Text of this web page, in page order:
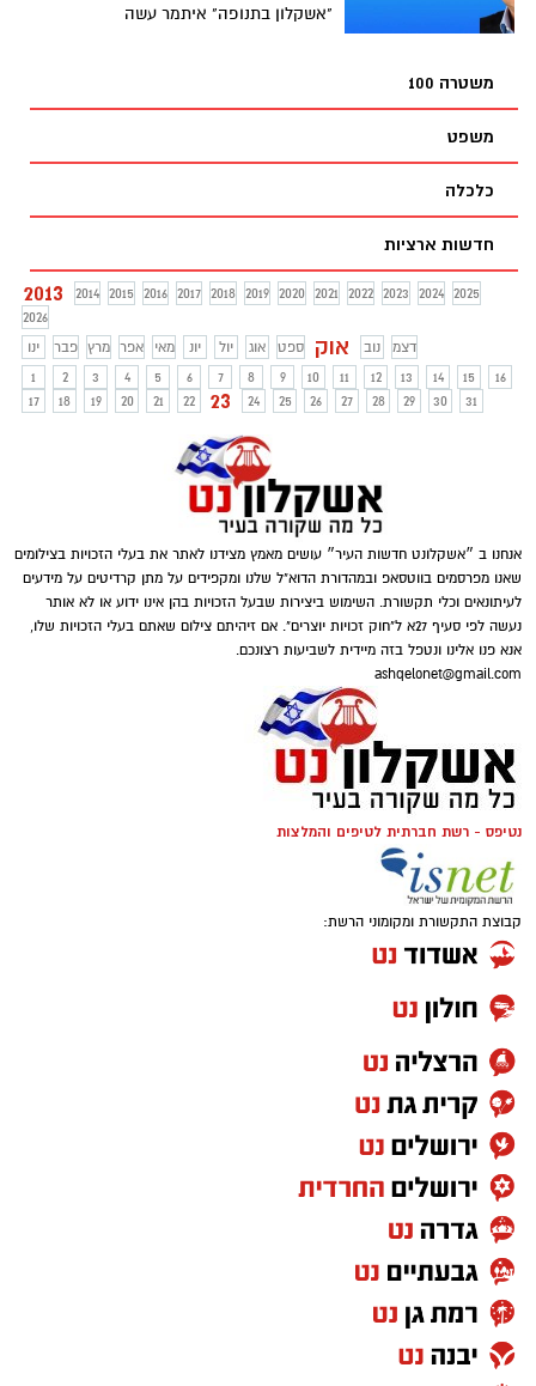
"אשקלון בתנופה" איתמר עשה
משטרה 100
משפט
כלכלה
חדשות ארציות
2013 2014 2015 2016 2017 2018 2019 2020 2021 2022 2023 2024 2025
2026
ינו
פבר מרץ אפר מאי יונ יול אוג ספט אוק נוב
דצמ
1
2 3 4 5 6 7 8 9 10 11 12 13 14 15
16
17
18 19 20 21 22 23 24 25 26 27 28 29 30 31
אנחנו ב ״אשקלונט חדשות העיר״ עושים מאמץ מצידנו לאתר את בעלי הזכויות בצילומים
שאנו מפרסמים בווטסאפ ובמהדורת הדוא"ל שלנו ומקפידים על מתן קרדיטים על מידעים
לעיתונאים וכלי תקשורת. השימוש ביצירות שבעל הזכויות בהן אינו ידוע או לא אותר
נעשה לפי סעיף 27א ל"חוק זכויות יוצרים". אם זיהיתם צילום שאתם בעלי הזכויות שלו,
אנא פנו אלינו ונטפל בזה מיידית לשביעות רצונכם.
ashqelonet@gmail.com
נטיפס - רשת חברתית לטיפים והמלצות
קבוצת התקשורת ומקומוני הרשת: